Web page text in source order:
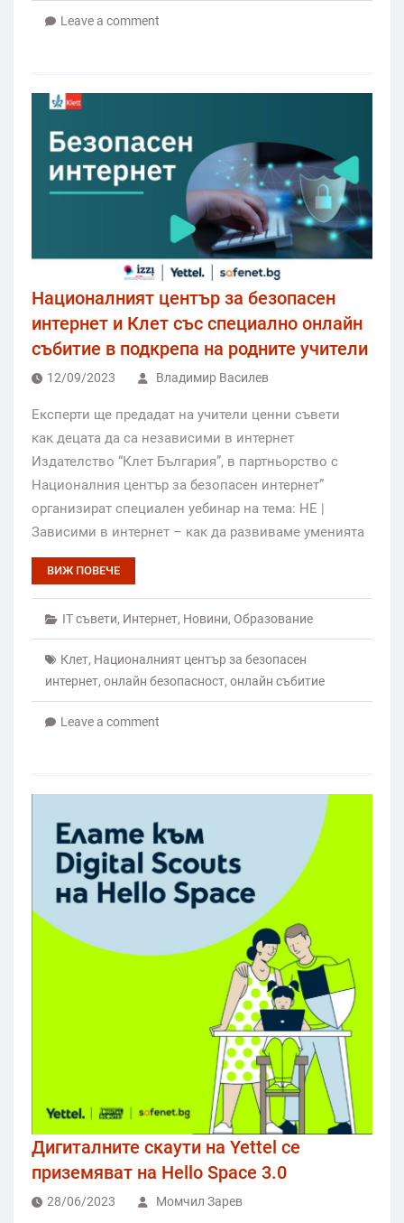
Leave a comment
Националният център за безопасен
интернет и Клет със специално онлайн
събитие в подкрепа на родните учители
12/09/2023 Владимир Василев
Експерти ще предадат на учители ценни съвети
как децата да са независими в интернет
Издателство “Клет България”, в партньорство с
Националния център за безопасен интернет”
организират специален уебинар на тема: НЕ |
Зависими в интернет – как да развиваме уменията
ВИЖ ПОВЕЧЕ
IT съвети, Интернет, Новини, Образование
Клет, Националният център за безопасен
интернет, онлайн безопасност, онлайн събитие
Leave a comment
Дигиталните скаути на Yettel се
приземяват на Hello Space 3.0
28/06/2023 Момчил Зарев